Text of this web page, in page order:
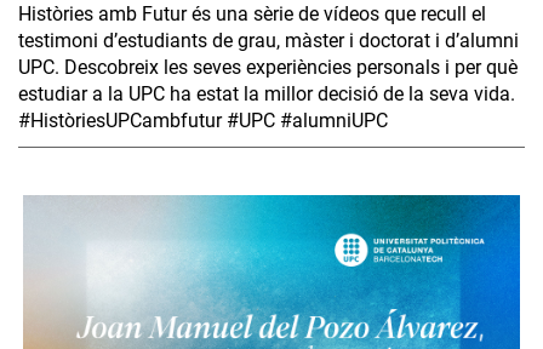
Històries amb Futur és una sèrie de vídeos que recull el
testimoni d’estudiants de grau, màster i doctorat i d’alumni
UPC. Descobreix les seves experiències personals i per què
estudiar a la UPC ha estat la millor decisió de la seva vida.
#HistòriesUPCambfutur #UPC #alumniUPC